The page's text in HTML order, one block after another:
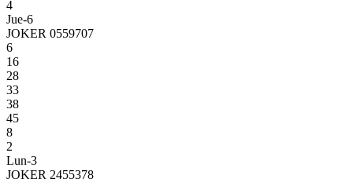
4
Jue-6
JOKER 0559707
6
16
28
33
38
45
8
2
Lun-3
JOKER 2455378